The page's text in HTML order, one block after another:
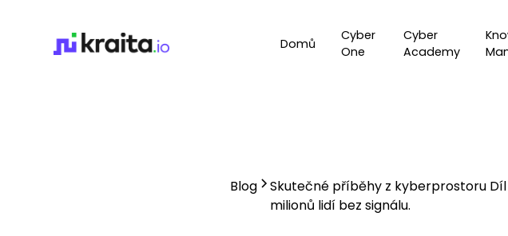
Domů
Cyber
One
Cyber
Academy
Blog
Skutečné příběhy z kyberprostoru
milionů lidí bez signálu.